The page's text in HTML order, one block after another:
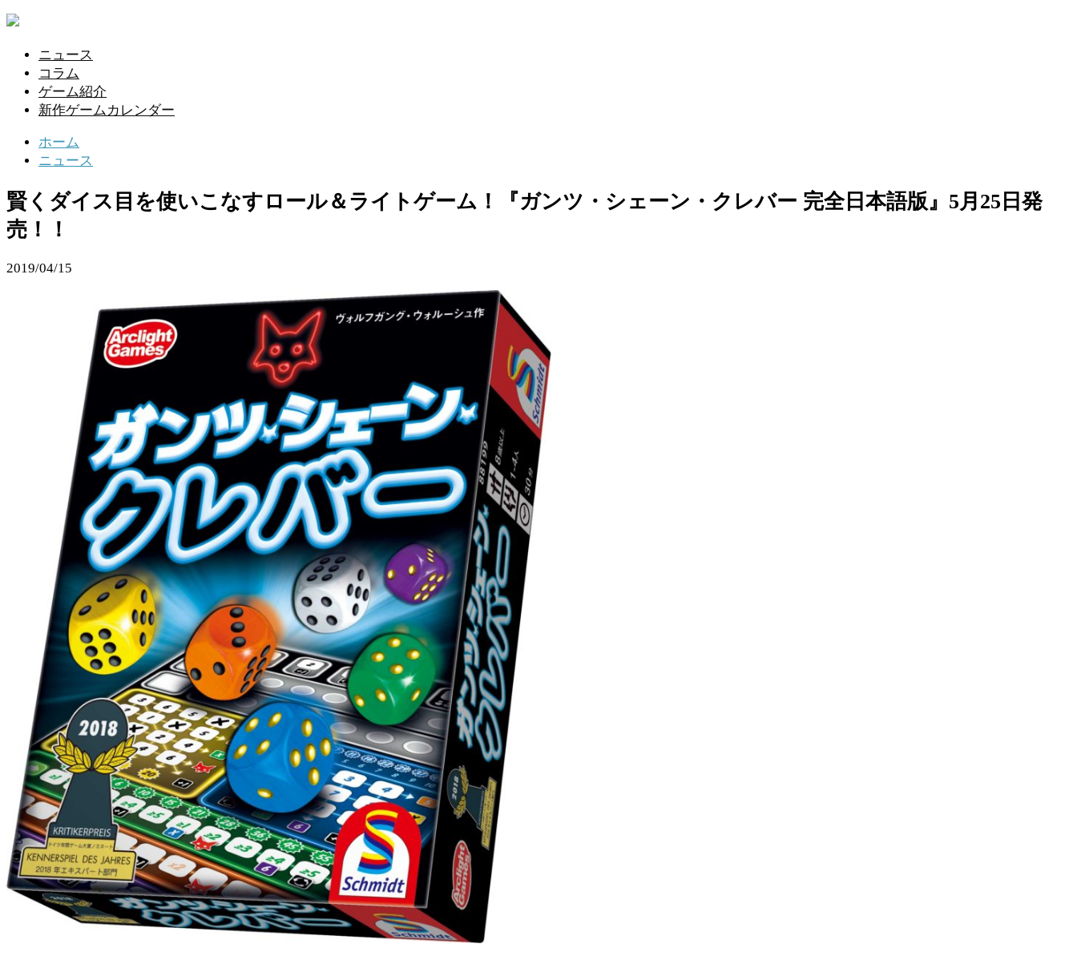
ニュース
コラム
ゲーム紹介
新作ゲームカレンダー
ホーム
ニュース
賢くダイス目を使いこなすロール＆ライトゲーム！『ガンツ・シェーン・クレバー 完全日本語版』5月25日発
売！！
2019/04/15